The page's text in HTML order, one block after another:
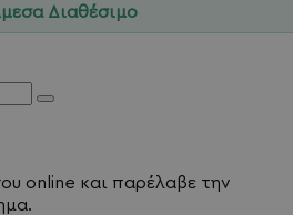
Διαθέσιμο
online και παρέλαβε την